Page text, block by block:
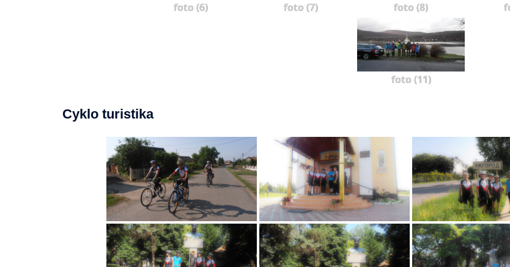
foto (6) foto (7) foto (8)
foto (11)
Cyklo turistika